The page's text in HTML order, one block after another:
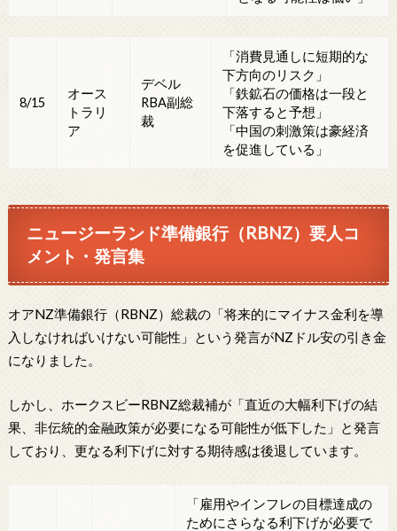
8/15
オース
トラリ
ア
デベル
RBA副総
裁
「消費見通しに短期的な
下方向のリスク」
「鉄鉱石の価格は一段と
下落すると予想」
「中国の刺激策は豪経済
を促進している」
ニュージーランド準備銀行（RBNZ）要人コ
メント・発言集
オアNZ準備銀行（RBNZ）総裁の「将来的にマイナス金利を導
入しなければいけない可能性」という発言がNZドル安の引き金
になりました。
しかし、ホークスビーRBNZ総裁補が「直近の大幅利下げの結
果、非伝統的金融政策が必要になる可能性が低下した」と発言
しており、更なる利下げに対する期待感は後退しています。
「雇用やインフレの目標達成の
ためにさらなる利下げが必要で